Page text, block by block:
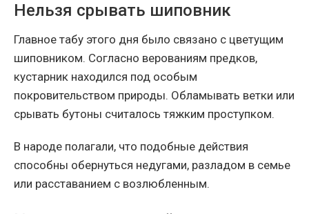
Нельзя срывать шиповник
Главное табу этого дня было связано с цветущим
шиповником. Согласно верованиям предков,
кустарник находился под особым
покровительством природы. Обламывать ветки или
срывать бутоны считалось тяжким проступком.
В народе полагали, что подобные действия
способны обернуться недугами, разладом в семье
или расставанием с возлюбленным.